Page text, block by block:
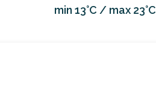
min 13°C / max 23°C